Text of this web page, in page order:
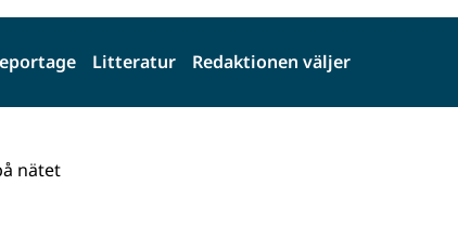
Litteratur Redaktionen väljer
nätet